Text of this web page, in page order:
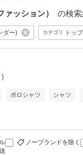
ッション） の検
ダー) カテゴリ トッ
ポロシャツ シャツ
ノーブランドを除く